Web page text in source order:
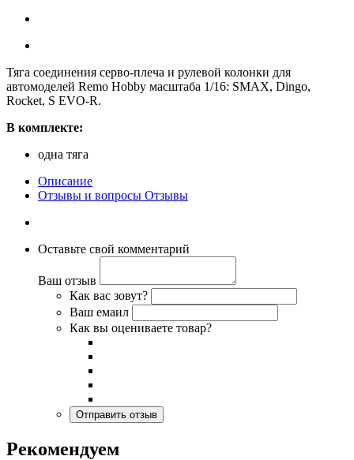
Тяга соединения серво-плеча и рулевой колонки для
автомоделей Remo Hobby масштаба 1/16: SMAX, Dingo,
Rocket, S EVO-R.
В комплекте:
одна тяга
Описание
Отзывы и вопросы Отзывы
Оставьте свой комментарий
Ваш отзыв
Как вас зовут?
Ваш емаил
Как вы оцениваете товар?
Рекомендуем